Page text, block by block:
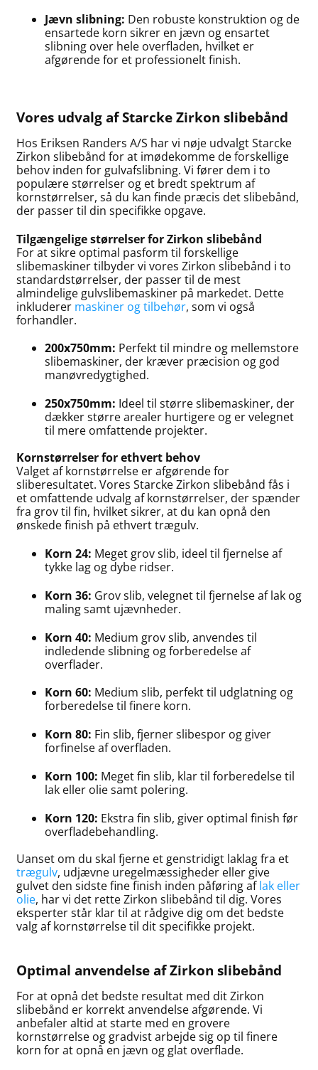
Jævn slibning: Den robuste konstruktion og de
ensartede korn sikrer en jævn og ensartet
slibning over hele overfladen, hvilket er
afgørende for et professionelt finish.
Vores udvalg af Starcke Zirkon slibebånd
Hos Eriksen Randers A/S har vi nøje udvalgt Starcke
Zirkon slibebånd for at imødekomme de forskellige
behov inden for gulvafslibning. Vi fører dem i to
populære størrelser og et bredt spektrum af
kornstørrelser, så du kan finde præcis det slibebånd,
der passer til din specifikke opgave.
Tilgængelige størrelser for Zirkon slibebånd
For at sikre optimal pasform til forskellige
slibemaskiner tilbyder vi vores Zirkon slibebånd i to
standardstørrelser, der passer til de mest
almindelige gulvslibemaskiner på markedet. Dette
inkluderer maskiner og tilbehør, som vi også
forhandler.
200x750mm: Perfekt til mindre og mellemstore
slibemaskiner, der kræver præcision og god
manøvredygtighed.
250x750mm: Ideel til større slibemaskiner, der
dækker større arealer hurtigere og er velegnet
til mere omfattende projekter.
Kornstørrelser for ethvert behov
Valget af kornstørrelse er afgørende for
sliberesultatet. Vores Starcke Zirkon slibebånd fås i
et omfattende udvalg af kornstørrelser, der spænder
fra grov til fin, hvilket sikrer, at du kan opnå den
ønskede finish på ethvert trægulv.
Korn 24: Meget grov slib, ideel til fjernelse af
tykke lag og dybe ridser.
Korn 36: Grov slib, velegnet til fjernelse af lak og
maling samt ujævnheder.
Korn 40: Medium grov slib, anvendes til
indledende slibning og forberedelse af
overflader.
Korn 60: Medium slib, perfekt til udglatning og
forberedelse til finere korn.
Korn 80: Fin slib, fjerner slibespor og giver
forfinelse af overfladen.
Korn 100: Meget fin slib, klar til forberedelse til
lak eller olie samt polering.
Korn 120: Ekstra fin slib, giver optimal finish før
overfladebehandling.
Uanset om du skal fjerne et genstridigt laklag fra et
trægulv, udjævne uregelmæssigheder eller give
gulvet den sidste fine finish inden påføring aflak eller
olie, har vi det rette Zirkon slibebånd til dig. Vores
eksperter står klar til at rådgive dig om det bedste
valg af kornstørrelse til dit specifikke projekt.
Optimal anvendelse af Zirkon slibebånd
For at opnå det bedste resultat med dit Zirkon
slibebånd er korrekt anvendelse afgørende. Vi
anbefaler altid at starte med en grovere
kornstørrelse og gradvist arbejde sig op til finere
korn for at opnå en jævn og glat overflade.